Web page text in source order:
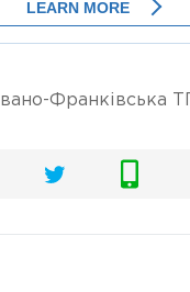
Івано-Франківська ТГ